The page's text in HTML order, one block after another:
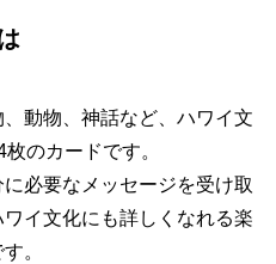
動物、神話など、ハワイ文
のカードです。
必要なメッセージを受け取
イ文化にも詳しくなれる楽
。